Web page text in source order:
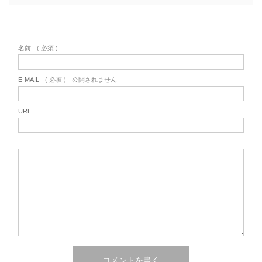
名前 ( 必須 )
E-MAIL ( 必須 ) - 公開されません -
URL